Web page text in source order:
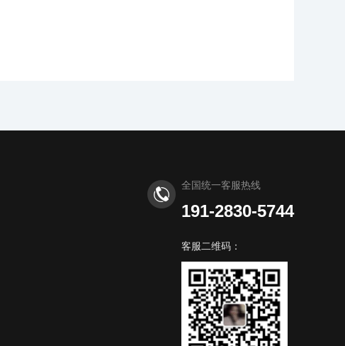
全国统一客服热线
191-2830-5744
客服二维码：